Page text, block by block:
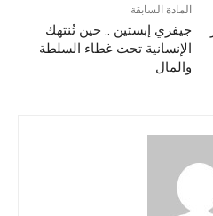
المادة السابقة
جيفري إبستين .. حين تُنتهك
الإنسانية تحت غطاء السلطة
والمال